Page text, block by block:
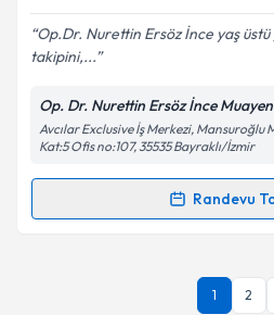
Kişisel verilerimin
Metni'ni okudum ve
kapsamda işlenmesini
Takvim
Op.Dr. Nurettin Ersöz İnce yaş
takipini,...
Op. Dr. Nurettin Ersöz İnce
Avcılar Exclusive İş Merkezi, Mansuroğlu
Kat:5 Ofis no:107, 35535 Bayraklı/İzmir
Randevu
Randevu Takvimi Talebi
Op. Dr. Nurettin Ersöz
talebi oluşturun. Size bu
1 2